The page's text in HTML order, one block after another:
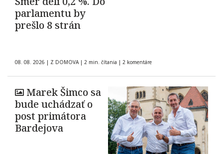
parlamentu by
prešlo 8 strán
08. 08. 2026 | Z DOMOVA | 2 min. čítania | 2 komentáre
Marek Šimco sa
bude uchádzať o
post primátora
Bardejova